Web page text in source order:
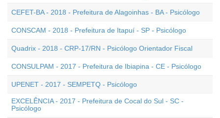
CEFET-BA - 2018 - Prefeitura de Alagoinhas - BA - Psicólogo
CONSCAM - 2018 - Prefeitura de Itapuí - SP - Psicólogo
Quadrix - 2018 - CRP-17/RN - Psicólogo Orientador Fiscal
CONSULPAM - 2017 - Prefeitura de Ibiapina - CE - Psicólogo
UPENET - 2017 - SEMPETQ - Psicólogo
EXCELÊNCIA - 2017 - Prefeitura de Cocal do Sul - SC -
Psicólogo